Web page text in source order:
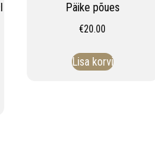
Päike põues
€20.00
Lisa korvi